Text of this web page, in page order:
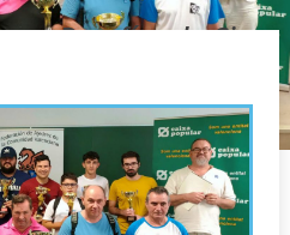
▼
Desafío a la Ciega